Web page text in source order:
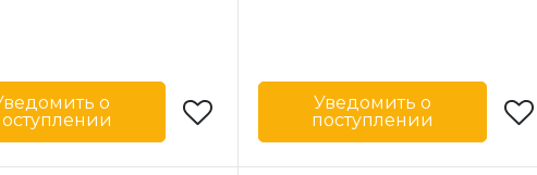
о
Lavender & Lace
Уведомить о
поступлении
Бренд
Lavender & Lace